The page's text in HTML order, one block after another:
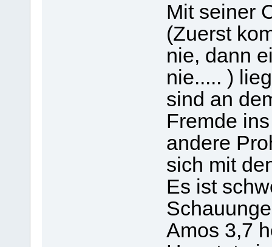
Mit seiner
(Zuerst
nie, dann
nie..... )
sind an
Fremde
andere
sich mit
Es ist
Amos 3,7